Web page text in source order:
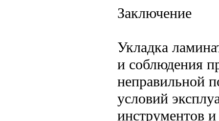
Заключение
Укладка
и соблюдения
неправильной
условий
инструментов